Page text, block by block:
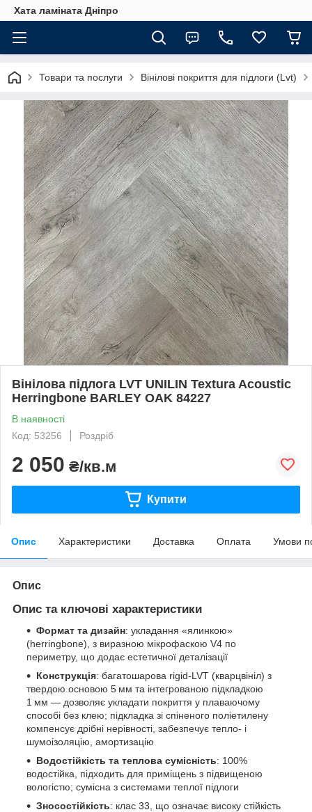
Хата ламіната Дніпро
Товари та послуги Вінілові покриття для підлоги (Lvt)
Вінілова підлога LVT UNILIN Textura Acoustic
Herringbone BARLEY OAK 84227
В наявності
Код: 53256
Роздріб
2 050 ₴/кв.м
Купити
Опис Характеристики Доставка Оплата Умови
Опис
Опис та ключові характеристики
Формат та дизайн: укладання «ялинкою»
(herringbone), з виразною мікрофаскою V4 по
периметру, що додає естетичної деталізації
Конструкція: багатошарова rigid‑LVT (кварцвініл) з
твердою основою 5 мм та інтегрованою підкладкою
1 мм — дозволяє укладати покриття у плаваючому
способі без клею; підкладка зі спіненого поліетилену
компенсує дрібні нерівності, забезпечує тепло- і
шумоізоляцію, амортизацію
Водостійкість та теплова сумісність: 100%
водостійка, підходить для приміщень з підвищеною
вологістю; сумісна з системами теплої підлоги
Зносостійкість: клас 33, що означає високу стійкість